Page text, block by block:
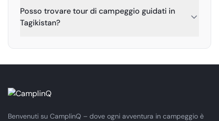
Posso trovare tour di campeggio guidati in
Tagikistan?
Benvenuti su CamplinQ – dove ogni avventura in campeggio è